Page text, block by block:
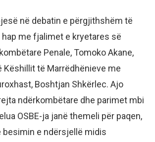
në debatin e përgjithshëm të
me fjalimet e kryetares së
Penale, Tomoko Akane,
Këshillit të Marrëdhënieve me
Boshtjan Shkërlec. Ajo
ndërkombëtare dhe parimet mbi
OSBE-ja janë themeli për paqen,
besimin e ndërsjellë midis